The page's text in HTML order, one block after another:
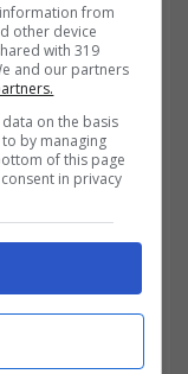
l’altezza del
i Comuni
from
other device
with 319
and our partners
on the basis
by managing
of this page
in privacy